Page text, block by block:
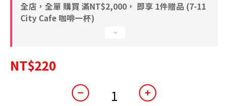
全店，全單 購買 滿NT$2,000， 即享 1件贈品 (7-11
City Cafe 咖啡一杯)
NT$220